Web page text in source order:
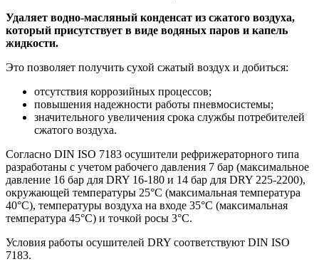
Удаляет водно-масляный конденсат из сжатого воздуха,
который присутствует в виде водяных паров и капель
жидкости.
Это позволяет получить сухой сжатый воздух и добиться:
отсутствия коррозийных процессов;
повышения надежности работы пневмосистемы;
значительного увеличения срока службы потребителей
сжатого воздуха.
Согласно DIN ISO 7183 осушители рефрижераторного типа
разработаны с учетом рабочего давления 7 бар (максимальное
давление 16 бар для DRY 16-180 и 14 бар для DRY 225-2200),
окружающей температуры 25°С (максимальная температура
40°С), температуры воздуха на входе 35°С (максимальная
температура 45°С) и точкой росы 3°С.
Условия работы осушителей DRY соответствуют DIN ISO
7183.